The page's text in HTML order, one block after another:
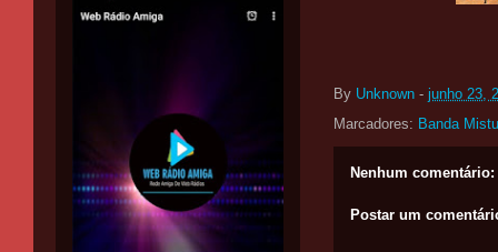
By Unknown - junho 23,
Marcadores: Banda
Nenhum comentário:
Postar um